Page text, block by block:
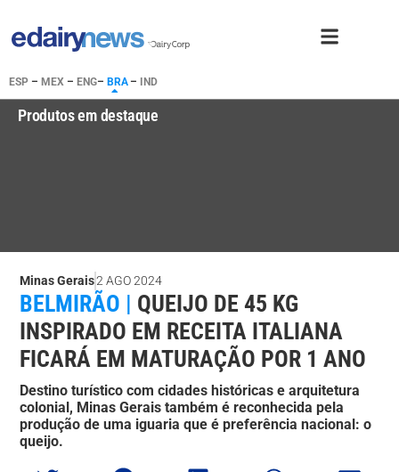
ESP – MEX – ENG– BRA– IND
Produtos em destaque
Minas Gerais2 AGO 2024
BELMIRÃO | QUEIJO DE 45 KG
INSPIRADO EM RECEITA ITALIANA
FICARÁ EM MATURAÇÃO POR 1 ANO
Destino turístico com cidades históricas e arquitetura
colonial, Minas Gerais também é reconhecida pela
produção de uma iguaria que é preferência nacional: o
queijo.